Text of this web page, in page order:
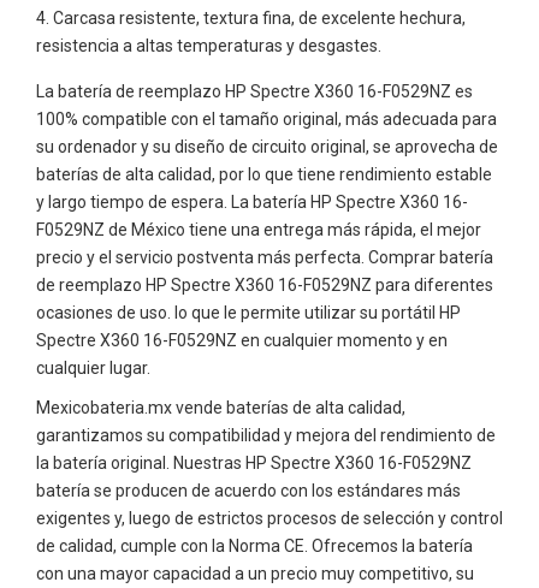
Carcasa resistente, textura fina, de excelente hechura,
resistencia a altas temperaturas y desgastes.
La batería de reemplazo HP Spectre X360 16-F0529NZ es
100% compatible con el tamaño original, más adecuada para
su ordenador y su diseño de circuito original, se aprovecha de
baterías de alta calidad, por lo que tiene rendimiento estable
y largo tiempo de espera. La batería HP Spectre X360 16-
F0529NZ de México tiene una entrega más rápida, el mejor
precio y el servicio postventa más perfecta. Comprar batería
de reemplazo HP Spectre X360 16-F0529NZ para diferentes
ocasiones de uso. lo que le permite utilizar su portátil HP
Spectre X360 16-F0529NZ en cualquier momento y en
cualquier lugar.
Mexicobateria.mx vende baterías de alta calidad,
garantizamos su compatibilidad y mejora del rendimiento de
la batería original. Nuestras HP Spectre X360 16-F0529NZ
batería se producen de acuerdo con los estándares más
exigentes y, luego de estrictos procesos de selección y control
de calidad, cumple con la Norma CE. Ofrecemos la batería
con una mayor capacidad a un precio muy competitivo, su